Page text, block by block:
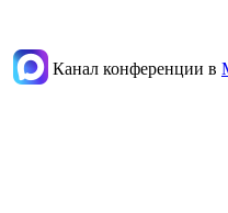
Канал конференции в